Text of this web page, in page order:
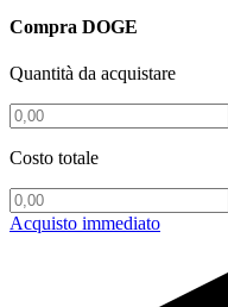
Compra DOGE
Quantità da acquistare
Costo totale
Acquisto immediato